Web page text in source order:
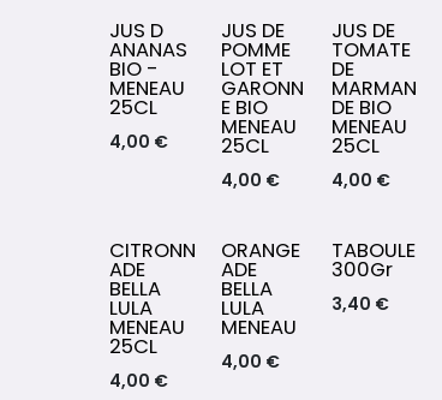
JUS D
ANANAS
BIO -
MENEAU
25CL
4,00 €
JUS DE
POMME
LOT ET
GARONN
E BIO
MENEAU
25CL
4,00 €
JUS DE
TOMATE
DE
MARMAN
DE BIO
MENEAU
25CL
4,00 €
CITRONN
ADE
BELLA
LULA
MENEAU
25CL
4,00 €
ORANGE
ADE
BELLA
LULA
MENEAU
4,00 €
TABOULE
300Gr
3,40 €